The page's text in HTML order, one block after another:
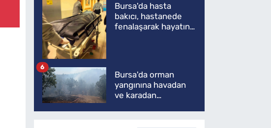
Bursa'da hasta
bakıcı, hastanede
fenalaşarak hayatını
Bursa'da orman
yangınına havadan
ve karadan
6